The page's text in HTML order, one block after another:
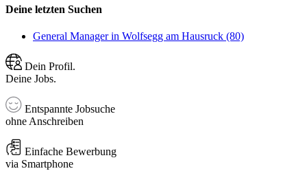
Deine letzten Suchen
General Manager in Wolfsegg am Hausruck (80)
Dein Profil.
Deine Jobs.
Entspannte Jobsuche
ohne Anschreiben
Einfache Bewerbung
via Smartphone